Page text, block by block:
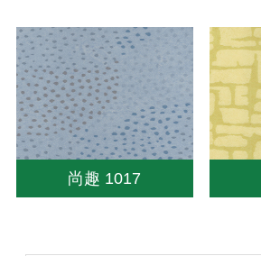
尚趣 1017